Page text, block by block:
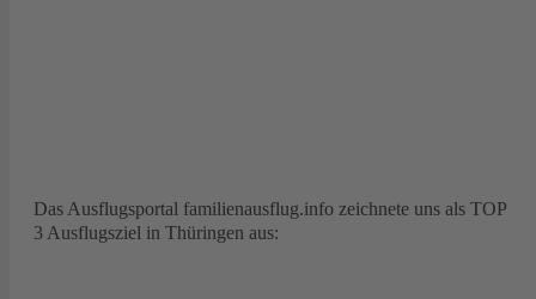
Das Ausflugsportal familienausflug.info zeichnete uns als TOP
3 Ausflugsziel in Thüringen aus: